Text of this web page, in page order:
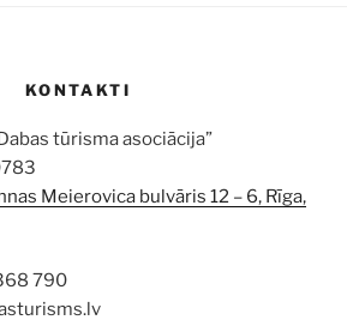
KONTAKTI
tūrisma asociācija”
Meierovica bulvāris 12 – 6, Rīga,
790